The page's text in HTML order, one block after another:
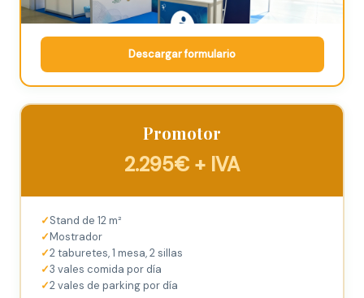
Descargar formulario
Promotor
2.295€ + IVA
Stand de 12 m²
Mostrador
2 taburetes, 1 mesa, 2 sillas
3 vales comida por día
2 vales de parking por día